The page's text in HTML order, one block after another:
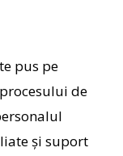
pus pe
de
și suport